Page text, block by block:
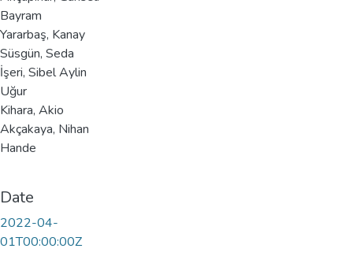
Bayram
Yararbaş, Kanay
Süsgün, Seda
İşeri, Sibel Aylin
Uğur
Kihara, Akio
Akçakaya, Nihan
Hande
Date
2022-04-
01T00:00:00Z